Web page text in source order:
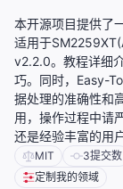
本开源项目提供了
适用于
v2.2.0。教程详细
巧。同时，Easy-
据处理的准确性和
用，操作过程中请
还是经验丰富的用
MIT 3提交数
定制我的领域